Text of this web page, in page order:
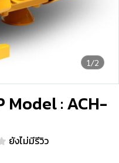
1/2
Model : ACH-
ยังไม่มีรีวิว